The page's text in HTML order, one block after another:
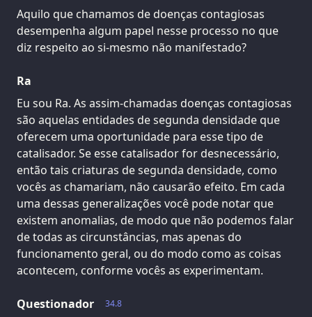
Aquilo que chamamos de doenças contagiosas
desempenha algum papel nesse processo no que
diz respeito ao si-mesmo não manifestado?
Ra
Eu sou Ra. As assim-chamadas doenças contagiosas
são aquelas entidades de segunda densidade que
oferecem uma oportunidade para esse tipo de
catalisador. Se esse catalisador for desnecessário,
então tais criaturas de segunda densidade, como
vocês as chamariam, não causarão efeito. Em cada
uma dessas generalizações você pode notar que
existem anomalias, de modo que não podemos falar
de todas as circunstâncias, mas apenas do
funcionamento geral, ou do modo como as coisas
acontecem, conforme vocês as experimentam.
34.8
Questionador